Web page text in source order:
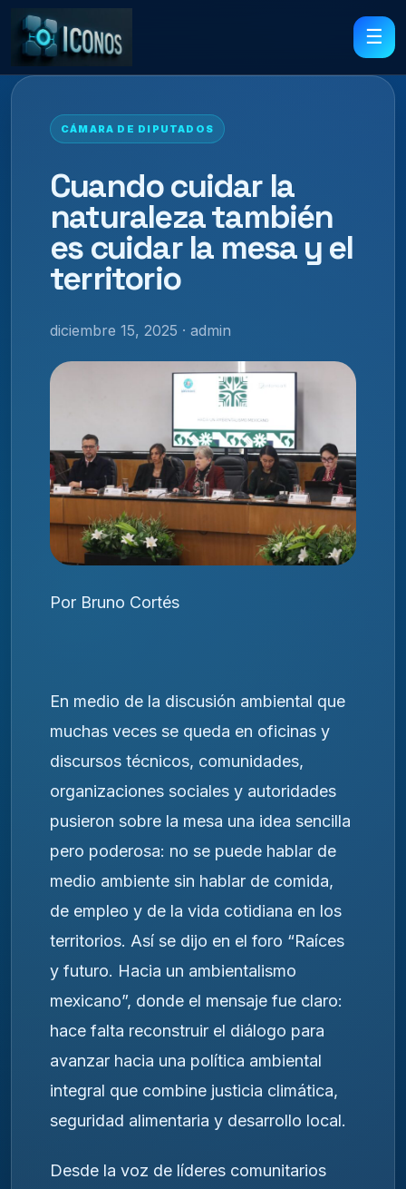
☰
CÁMARA DE DIPUTADOS
Cuando cuidar la
naturaleza también
es cuidar la mesa y el
territorio
diciembre 15, 2025 · admin
Por Bruno Cortés
En medio de la discusión ambiental que
muchas veces se queda en oficinas y
discursos técnicos, comunidades,
organizaciones sociales y autoridades
pusieron sobre la mesa una idea sencilla
pero poderosa: no se puede hablar de
medio ambiente sin hablar de comida,
de empleo y de la vida cotidiana en los
territorios. Así se dijo en el foro “Raíces
y futuro. Hacia un ambientalismo
mexicano”, donde el mensaje fue claro:
hace falta reconstruir el diálogo para
avanzar hacia una política ambiental
integral que combine justicia climática,
seguridad alimentaria y desarrollo local.
Desde la voz de líderes comunitarios